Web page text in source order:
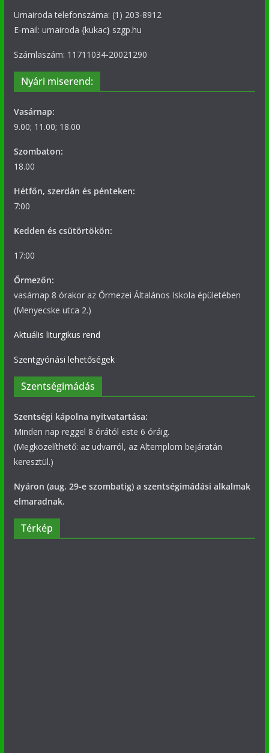
Urnairoda telefonszáma: (1) 203-8912
E-mail: urnairoda {kukac} szgp.hu
Számlaszám: 11711034-20021290
Nyári miserend:
Vasárnap:
9.00; 11.00; 18.00
Szombaton:
18.00
Hétfőn, szerdán és pénteken:
7:00
Kedden és csütörtökön:
17:00
Őrmezőn:
vasárnap 8 órakor az Őrmezei Általános Iskola épületében
(Menyecske utca 2.)
Aktuális liturgikus rend
Szentgyónási lehetőségek
Szentségimádás
Szentségi kápolna nyitvatartása:
Minden nap reggel 8 órától este 6 óráig.
(Megközelíthető: az udvarról, az Altemplom bejáratán
keresztül.)
Nyáron (aug. 29-e szombatig) a szentségimádási alkalmak
elmaradnak.
Térkép